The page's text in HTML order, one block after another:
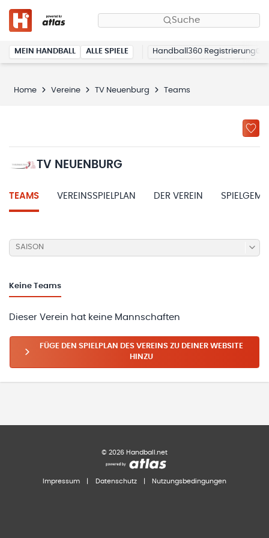
Suche
MEIN HANDBALL ALLE SPIELE Handball360 Registrierung
Home Vereine TV Neuenburg Teams
TV NEUENBURG
TEAMS VEREINSSPIELPLAN DER VEREIN
SAISON
Keine Teams
Dieser Verein hat keine Mannschaften
FÜGE DEN SPIELPLAN DES VEREINS ZU DEINER WEBSITE
HINZU
© 2026 Handball.net
Impressum Datenschutz Nutzungsbedingungen